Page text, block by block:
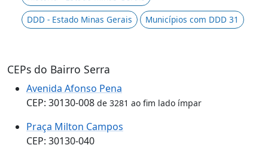
DDD - Estado Minas Gerais
Municípios com DDD 31
CEPs do Bairro Serra
Avenida Afonso Pena
CEP: 30130-008 de 3281 ao fim lado ímpar
Praça Milton Campos
CEP: 30130-040